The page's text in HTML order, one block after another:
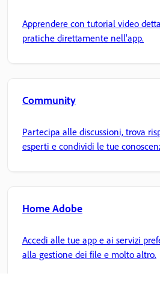
Apprendere con tutorial video
pratiche direttamente nell'app.
Community
Partecipa alle discussioni, trova
esperti e condividi le tue
Home Adobe
Accedi alle tue app e ai servizi
alla gestione dei file e molto altro.